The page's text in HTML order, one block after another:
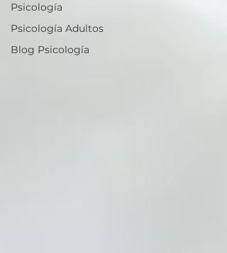
Psicología
Psicología Adultos
Blog Psicología